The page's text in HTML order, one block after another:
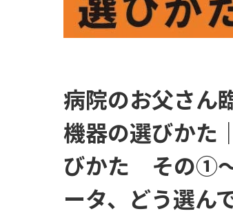
病院のお父さん
機器の選びかた
びかた その①～
ータ、どう選ん